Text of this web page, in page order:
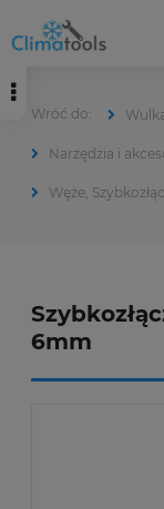
Narzędzia i
Węże,
6mm